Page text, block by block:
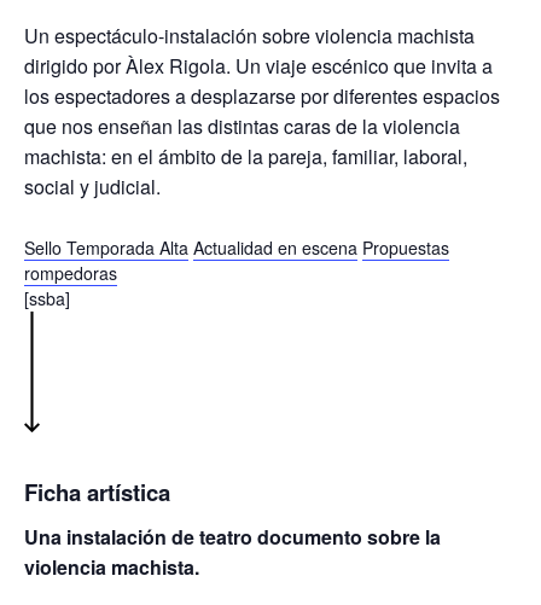
Un espectáculo-instalación sobre violencia machista
dirigido por Àlex Rigola. Un viaje escénico que invita a
los espectadores a desplazarse por diferentes espacios
que nos enseñan las distintas caras de la violencia
machista: en el ámbito de la pareja, familiar, laboral,
social y judicial.
Sello Temporada Alta Actualidad en escena Propuestas
rompedoras
[ssba]
Ficha artística
Una instalación de teatro documento sobre la
violencia machista.